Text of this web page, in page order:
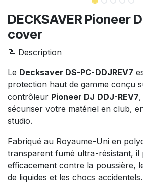
DECKSAVER Pioneer
cover
📝 Description
Le Decksaver DS-PC-DDJREV7
protection haut de gamme conçu
contrôleur Pioneer DJ DDJ-REV7
sécuriser votre matériel en club,
studio.
Fabriqué au Royaume-Uni en
transparent fumé ultra-résistant, il
efficacement contre la poussière,
de liquides et les chocs